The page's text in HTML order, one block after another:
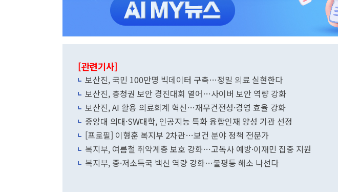
[관련기사]
보산진, 국민 100만명 빅데이터 구축…정밀 의료 실현한다
보산진, 충청권 보안 경진대회 열어…사이버 보안 역량 강화
보산진, AI 활용 의료회계 혁신…재무건전성·경영 효율 강화
중앙대 의대·SW대학, 인공지능 특화 융합인재 양성 기관 선정
[프로필] 이형훈 복지부 2차관…보건 분야 정책 전문가
복지부, 여름철 취약계층 보호 강화…고독사 예방·이재민 집중 지원
복지부, 중·저소득국 백신 역량 강화…불평등 해소 나선다